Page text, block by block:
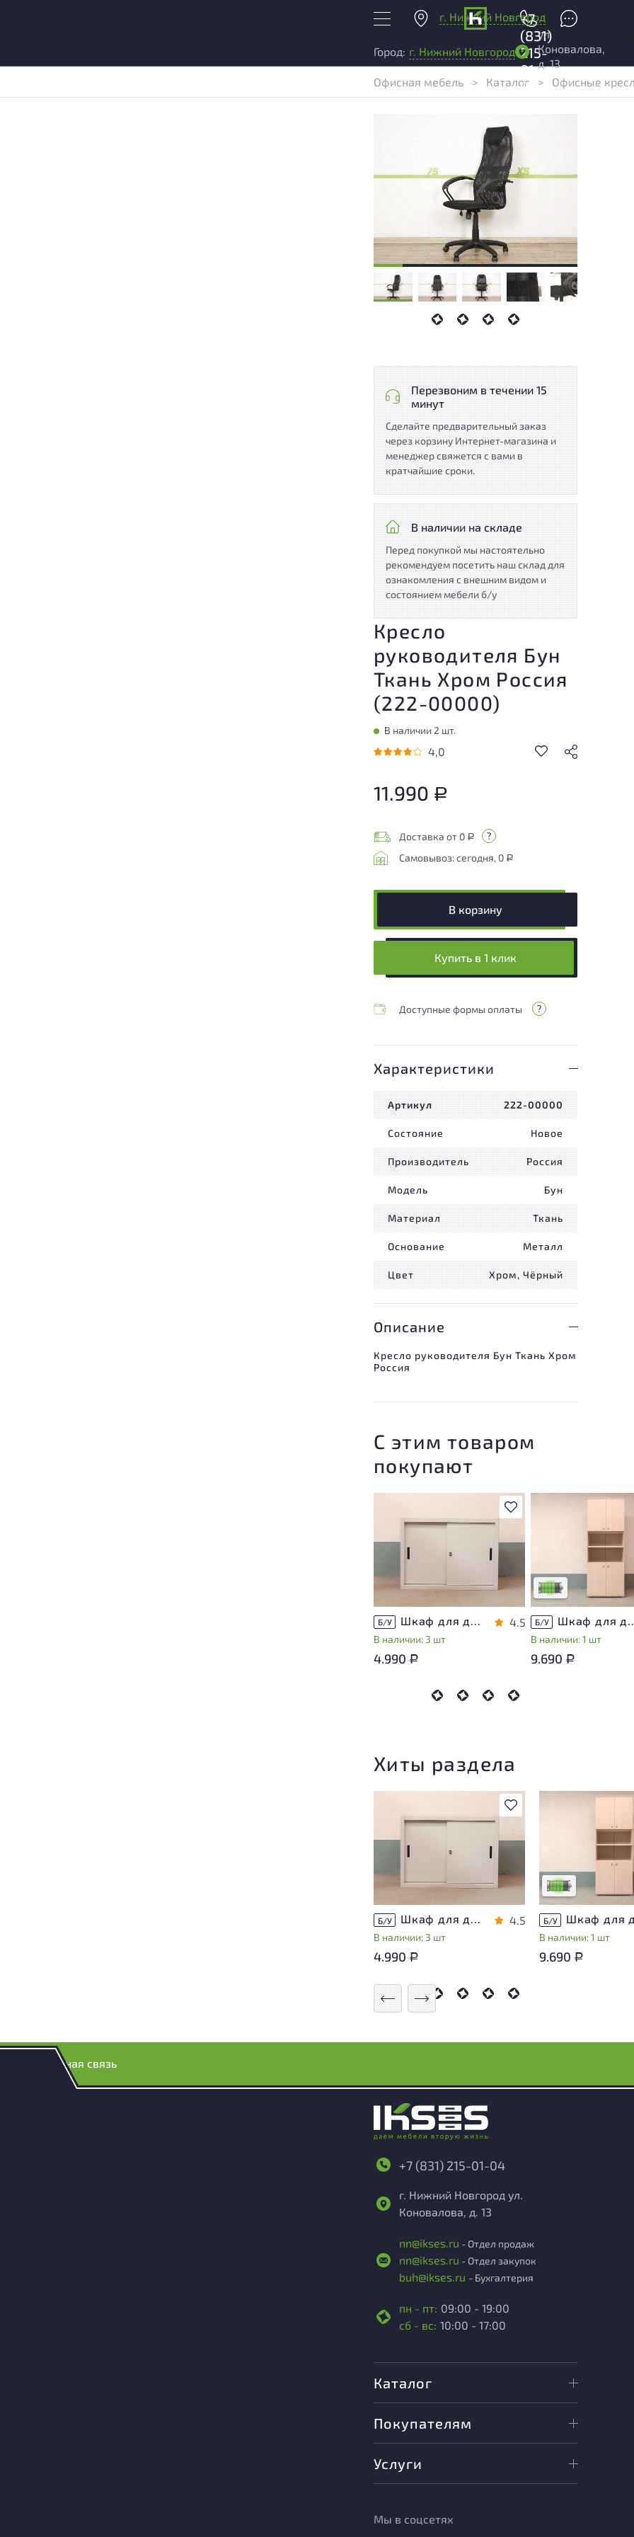
г. Нижний Новгород
+7
(831)
215-
01-
04
Город: г. Нижний Новгород
ул.
Коновалова,
д. 13
Офисная мебель > Каталог > Офисные
Перезвоним в течении 15
минут
Сделайте предварительный заказ
через корзину Интернет-магазина и
менеджер свяжется с вами в
кратчайшие сроки.
В наличии на складе
Перед покупкой мы настоятельно
рекомендуем посетить наш склад для
ознакомления с внешним видом и
состоянием мебели б/у
Кресло
руководителя Бун
Ткань Хром Россия
(222-00000)
В наличии 2 шт.
4,0
11.990 Р
Доставка от 0 Р
Самовывоз: сегодня, 0 Р
В корзину
Купить в 1 клик
Доступные формы оплаты
Характеристики
Артикул 222-00000
Состояние Новое
Производитель Россия
Модель Бун
Материал Ткань
Основание Металл
Цвет Хром, Чёрный
Описание
Кресло руководителя Бун Ткань Хром
Россия
С этим товаром
покупают
В избранное
Б/У Шкаф для документов Металл
В наличии: 3 шт
4.5
4.990 Р
незначительные следы
эксплуатации, не
использования
Низкая степень
Б/У Шкаф для
В наличии: 1 шт
9.690 Р
Хиты раздела
В избранное
Б/У Шкаф для документов Металл
В наличии: 3 шт
4.5
4.990 Р
незначительные
эксплуатации, не
использования
Низкая степень
Б/У
В наличии: 1 шт
9.690 Р
Обратная связь
+7 (831) 215-01-04
г. Нижний Новгород ул.
Коновалова, д. 13
nn@ikses.ru - Отдел продаж
nn@ikses.ru - Отдел закупок
buh@ikses.ru - Бухгалтерия
пн - пт: 09:00 - 19:00
сб - вс: 10:00 - 17:00
Каталог
Покупателям
Услуги
Мы в соцсетях